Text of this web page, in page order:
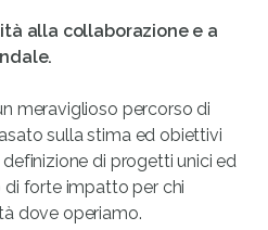
alla collaborazione e a
meraviglioso percorso di
sulla stima ed obiettivi
di progetti unici ed
forte impatto per chi
dove operiamo.